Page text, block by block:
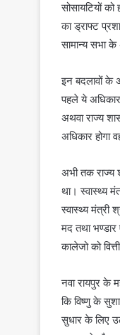
सोसायटियों
का ड्राफ्ट
सामान्य सभा के
इन बदलावों के
पहले ये
अथवा राज्य
अधिकार होगा
अभी तक राज्य
था। स्वास्थ्य
स्वास्थ्य मंत्री
मद तथा
कालेजो को
नवा रायपुर के
कि विष्णु के
सुधार के लिए